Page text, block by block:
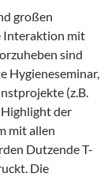
großen
Interaktion mit
sind
Hygieneseminar,
(z.B.
der
mit allen
Dutzende T-
Die